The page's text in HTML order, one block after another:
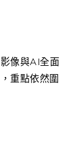
像與AI全面
重點依然圍